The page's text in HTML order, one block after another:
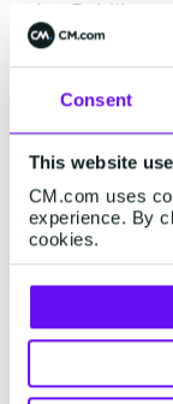
Consent
This website
CM.com uses
experience. By
cookies.
des
mit einem A/
Ergebnisse
entstanden
Dies hängt
müssen es an
von Personen
ob die von
sind. Sie
verwenden,
Stichprobe